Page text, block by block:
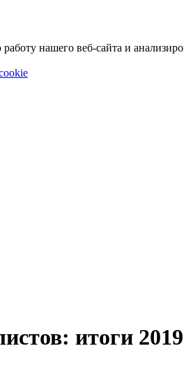
нашего веб-сайта и
итоги